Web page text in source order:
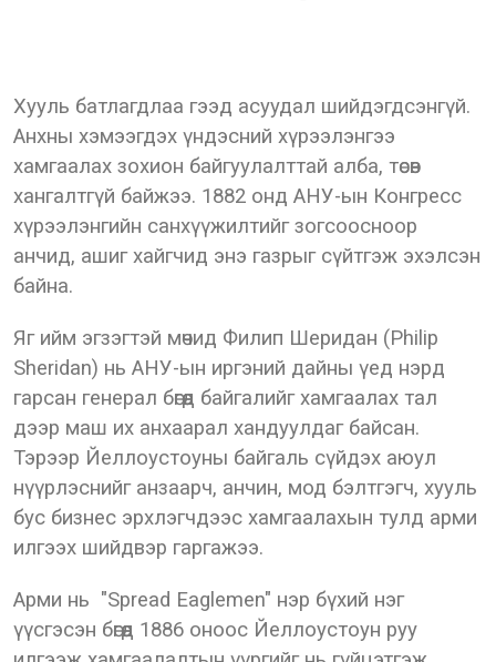
Хууль батлагдлаа гээд асуудал шийдэгдсэнгүй.
Анхны хэмээгдэх үндэсний хүрээлэнгээ
хамгаалах зохион байгуулалттай алба, төсөв
хангалтгүй байжээ. 1882 онд АНУ-ын Конгресс
хүрээлэнгийн санхүүжилтийг зогсоосноор
анчид, ашиг хайгчид энэ газрыг сүйтгэж эхэлсэн
байна.
Яг ийм эгзэгтэй мөчид Филип Шеридан (Philip
Sheridan) нь АНУ-ын иргэний дайны үед нэрд
гарсан генерал бөгөөд байгалийг хамгаалах тал
дээр маш их анхаарал хандуулдаг байсан.
Тэрээр Йеллоустоуны байгаль сүйдэх аюул
нүүрлэснийг анзаарч, анчин, мод бэлтгэгч, хууль
бус бизнес эрхлэгчдээс хамгаалахын тулд арми
илгээх шийдвэр гаргажээ.
Арми нь "Spread Eaglemen" нэр бүхий нэг
үүсгэсэн бөгөөд 1886 оноос Йеллоустоун руу